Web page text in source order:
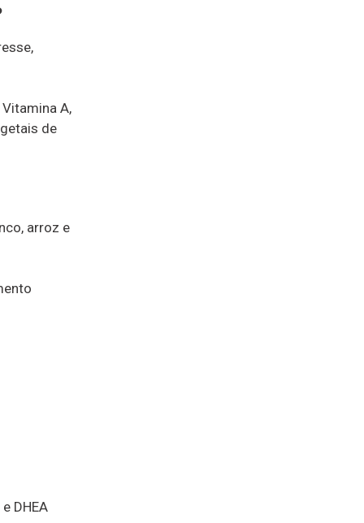
A,
de
arroz e
DHEA